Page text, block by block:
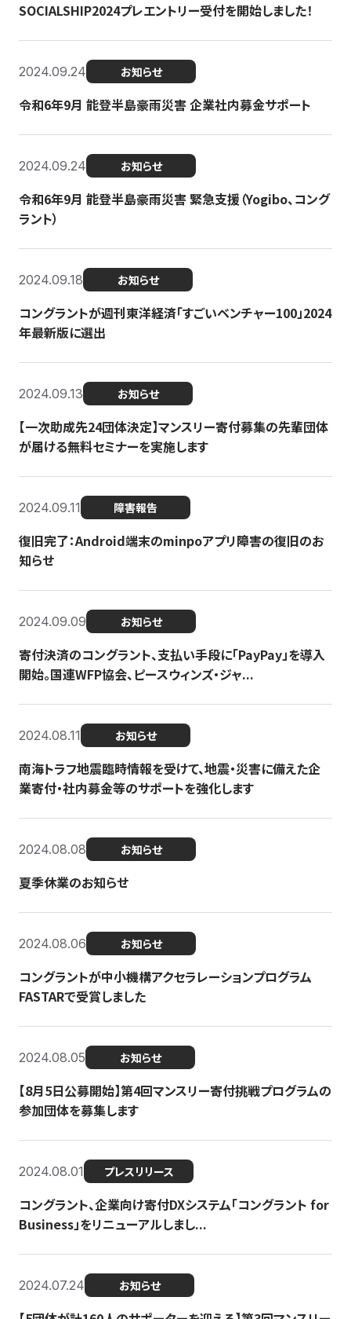
SOCIALSHIP2024プレエントリー受付を開始しました！
2024.09.24 お知らせ
令和6年9月 能登半島豪雨災害 企業社内募金サポート
2024.09.24 お知らせ
令和6年9月 能登半島豪雨災害 緊急支援（Yogibo、コング
ラント）
2024.09.18 お知らせ
コングラントが週刊東洋経済「すごいベンチャー100」2024
年最新版に選出
2024.09.13 お知らせ
【一次助成先24団体決定】マンスリー寄付募集の先輩団体
が届ける無料セミナーを実施します
2024.09.11 障害報告
復旧完了：Android端末のminpoアプリ障害の復旧のお
知らせ
2024.09.09 お知らせ
寄付決済のコングラント、支払い手段に「PayPay」を導入
開始。国連WFP協会、ピースウィンズ・ジャ...
2024.08.11 お知らせ
南海トラフ地震臨時情報を受けて、地震・災害に備えた企
業寄付・社内募金等のサポートを強化します
2024.08.08 お知らせ
夏季休業のお知らせ
2024.08.06 お知らせ
コングラントが中小機構アクセラレーションプログラム
FASTARで受賞しました
2024.08.05 お知らせ
【8月5日公募開始】第4回マンスリー寄付挑戦プログラムの
参加団体を募集します
2024.08.01 プレスリリース
コングラント、企業向け寄付DXシステム「コングラント for
Business」をリニューアルしまし...
2024.07.24 お知らせ